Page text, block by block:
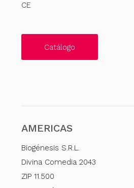
CE
Catálogo
AMERICAS
Biogénesis S.R.L.
Divina Comedia 2043
ZIP 11.500